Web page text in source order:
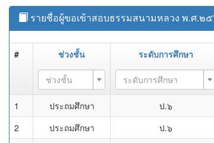
รายชื่อผู้ขอเข้าสอบธรรมสนามหลวง พ.ศ.๒
# ช่วงชั้น ระดับการศึกษา
ช่วงชั้น ระดับการศึกษา
1 ประถมศึกษา ป.๖
2
ประถมศึกษา ป.๖